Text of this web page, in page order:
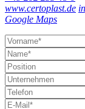
www.certoplast.de
Google Maps